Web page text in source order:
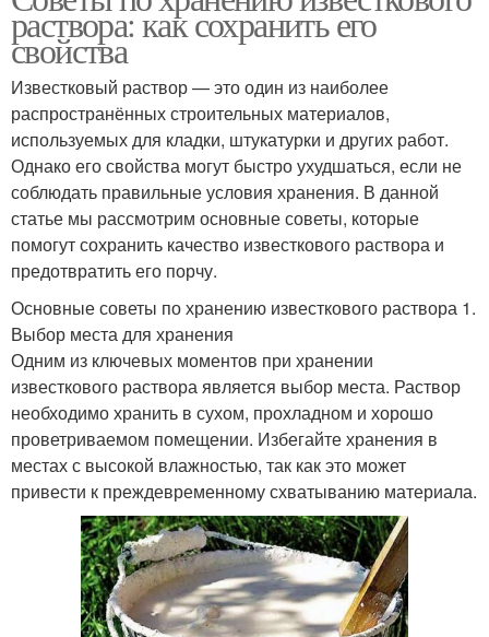
раствора: как сохранить его
свойства
Известковый раствор — это один из наиболее
распространённых строительных материалов,
используемых для кладки, штукатурки и других работ.
Однако его свойства могут быстро ухудшаться, если не
соблюдать правильные условия хранения. В данной
статье мы рассмотрим основные советы, которые
помогут сохранить качество известкового раствора и
предотвратить его порчу.
Основные советы по хранению известкового раствора 1.
Выбор места для хранения
Одним из ключевых моментов при хранении
известкового раствора является выбор места. Раствор
необходимо хранить в сухом, прохладном и хорошо
проветриваемом помещении. Избегайте хранения в
местах с высокой влажностью, так как это может
привести к преждевременному схватыванию материала.